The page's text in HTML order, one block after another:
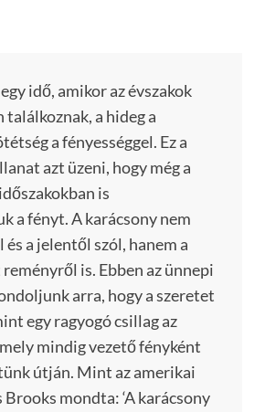
idő, amikor az évszakok
találkoznak, a hideg a
a fényességgel. Ez a
azt üzeni, hogy még a
is
a fényt. A karácsony nem
a jelentől szól, hanem a
is. Ebben az ünnepi
arra, hogy a szeretet
egy ragyogó csillag az
mindig vezető fényként
útján. Mint az amerikai
mondta: ‘A karácsony